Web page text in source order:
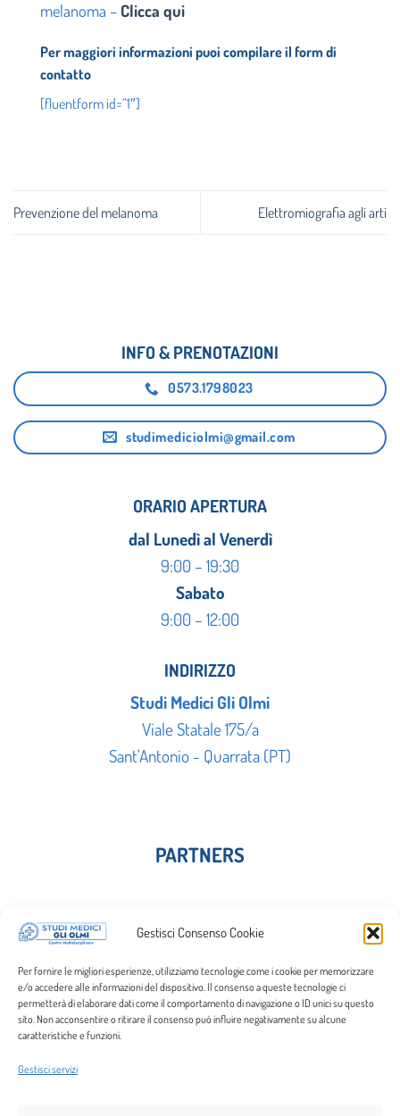
Gestisci Consenso Cookie
Per fornire le migliori esperienze, utilizziamo tecnologie come i cookie per memorizzare
e/o accedere alle informazioni del dispositivo. Il consenso a queste tecnologie ci
permetterà di elaborare dati come il comportamento di navigazione o ID unici su questo
sito. Non acconsentire o ritirare il consenso può influire negativamente su alcune
caratteristiche e funzioni.
Gestisci servizi
melanoma – Clicca qui
Per maggiori informazioni puoi compilare il form di
contatto
[fluentform id=”1″]
Prevenzione del melanoma Elettromiografia agli arti
INFO & PRENOTAZIONI
0573.1798023
studimediciolmi@gmail.com
ORARIO APERTURA
dal Lunedì al Venerdì
9:00 – 19:30
Sabato
9:00 – 12:00
INDIRIZZO
Studi Medici Gli Olmi
Viale Statale 175/a
Sant'Antonio - Quarrata (PT)
PARTNERS